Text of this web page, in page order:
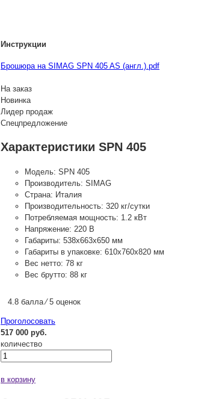
Инструкции
Брошюра на SIMAG SPN 405 AS (англ.).pdf
На заказ
Новинка
Лидер продаж
Спецпредложение
Характеристики SPN 405
Модель: SPN 405
Производитель: SIMAG
Страна: Италия
Производительность: 320 кг/сутки
Потребляемая мощность: 1.2 кВт
Напряжение: 220 В
Габариты: 538х663х650 мм
Габариты в упаковке: 610х760х820 мм
Вес нетто: 78 кг
Вес брутто: 88 кг
4.8 балла ⁄ 5 оценок
Проголосовать
517 000 руб.
количество
в корзину